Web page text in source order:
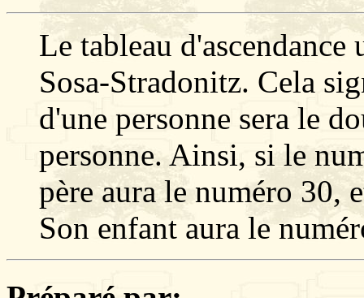
Le tableau
Sosa-Stradonitz. Cela
d'une personne sera le
personne. Ainsi, si le
père aura le numéro 30,
Son enfant aura le